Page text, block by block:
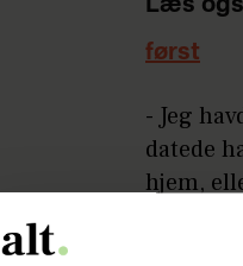
Læs
først
- Jeg
datede
hjem,